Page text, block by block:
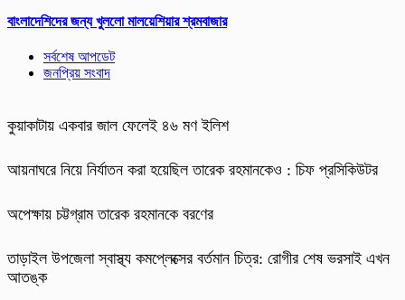
বাংলাদেশিদের জন্য খুললো মালয়েশিয়ার শ্রমবাজার
সর্বশেষ আপডেট
জনপ্রিয় সংবাদ
কুয়াকাটায় একবার জাল ফেলেই ৪৬ মণ ইলিশ
আয়নাঘরে নিয়ে নির্যাতন করা হয়েছিল তারেক রহমানকেও : চিফ প্রসিকিউটর
অপেক্ষায় চট্টগ্রাম তারেক রহমানকে বরণের
তাড়াইল উপজেলা স্বাস্থ্য কমপ্লেক্সের বর্তমান চিত্র: রোগীর শেষ ভরসাই এখন
আতঙ্ক